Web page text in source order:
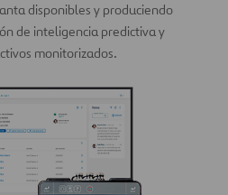
disponibles y produciendo
de inteligencia predictiva y
monitorizados.